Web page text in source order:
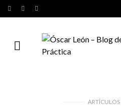
ARTÍCULOS